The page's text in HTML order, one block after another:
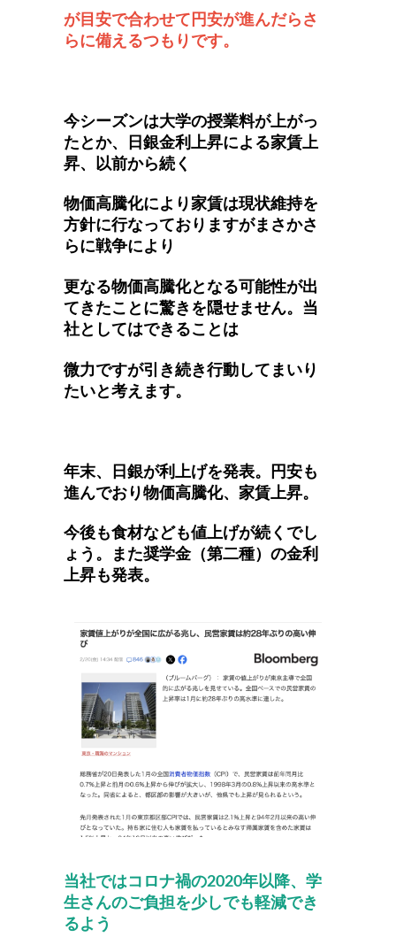
が目安で合わせて 円安が進んだらさ
らに備えるつもりです。
今シーズンは大学の授業料が上がっ
たとか、日銀金利上昇による家賃上
昇、以前から続く
物価高騰化により家賃は現状維持を
方針に行なっておりますがまさかさ
らに戦争により
更なる物価高騰化となる可能性が出
てきたことに驚きを隠せません。当
社としてはできることは
微力ですが引き続き行動してまいり
たいと考えます。
年末、日銀が利上げを発表。円安も
進んでおり物価高騰化、家賃上昇。
今後も食材なども値上げが続くでし
ょう。また奨学金（第二種）の金利
上昇も発表。
当社ではコロナ禍の2020年以降、学
生さんのご負担を少しでも軽減でき
るよう